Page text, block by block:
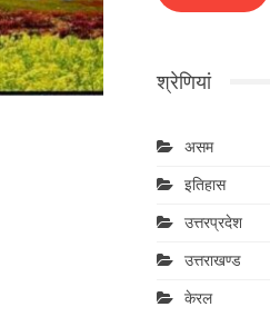
श्रेणियां
असम
इतिहास
उत्तरप्रदेश
उत्तराखण्ड
केरल